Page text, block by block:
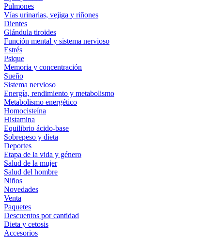
Pulmones
Vías urinarias, vejiga y riñones
Dientes
Glándula tiroides
Función mental y sistema nervioso
Estrés
Psique
Memoria y concentración
Sueño
Sistema nervioso
Energía, rendimiento y metabolismo
Metabolismo energético
Homocisteína
Histamina
Equilibrio ácido-base
Sobrepeso y dieta
Deportes
Etapa de la vida y género
Salud de la mujer
Salud del hombre
Niños
Novedades
Venta
Paquetes
Descuentos por cantidad
Dieta y cetosis
Accesorios